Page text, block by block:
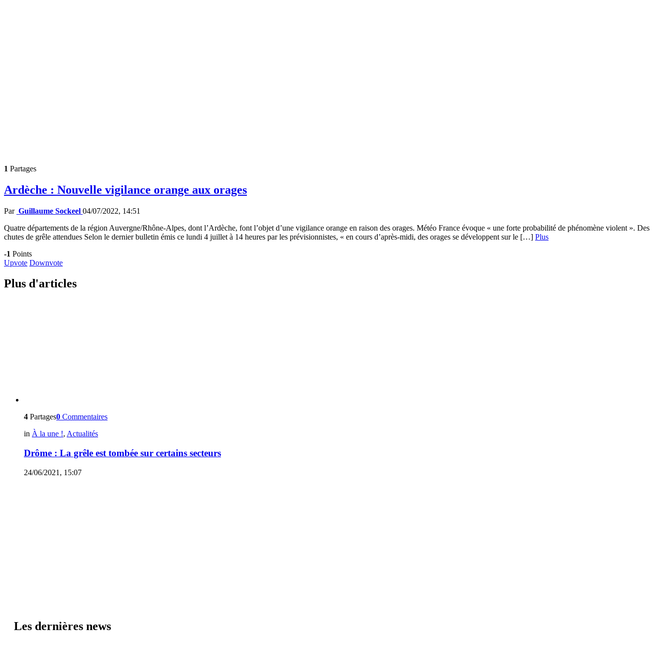
1 Partages
Ardèche : Nouvelle vigilance orange aux orages
Par Guillaume Sockeel 04/07/2022, 14:51
Quatre départements de la région Auvergne/Rhône-Alpes, dont l’Ardèche, font l’objet d’une vigilance orange en raison des orages. Météo France évoque « une forte probabilité de phénomène violent ». Des
chutes de grêle attendues Selon le dernier bulletin émis ce lundi 4 juillet à 14 heures par les prévisionnistes, « en cours d’après-midi, des orages se développent sur le […] Plus
-1 Points
Upvote Downvote
Plus d'articles
4 Partages0 Commentaires
in À la une !, Actualités
Drôme : La grêle est tombée sur certains secteurs
24/06/2021, 15:07
Les dernières news